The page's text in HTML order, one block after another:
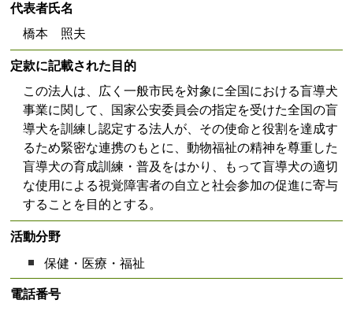
代表者氏名
橋本 照夫
定款に記載された目的
この法人は、広く一般市民を対象に全国における盲導犬
事業に関して、国家公安委員会の指定を受けた全国の盲
導犬を訓練し認定する法人が、その使命と役割を達成す
るため緊密な連携のもとに、動物福祉の精神を尊重した
盲導犬の育成訓練・普及をはかり、もって盲導犬の適切
な使用による視覚障害者の自立と社会参加の促進に寄与
することを目的とする。
活動分野
保健・医療・福祉
電話番号